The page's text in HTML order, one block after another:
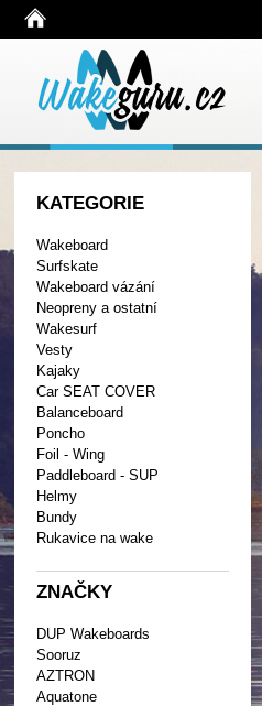
KATEGORIE
Wakeboard
Surfskate
Wakeboard vázání
Neopreny a ostatní
Wakesurf
Vesty
Kajaky
Car SEAT COVER
Balanceboard
Poncho
Foil - Wing
Paddleboard - SUP
Helmy
Bundy
Rukavice na wake
ZNAČKY
DUP Wakeboards
Sooruz
AZTRON
Aquatone